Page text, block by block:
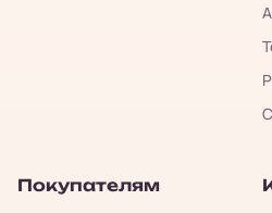
Покупателям